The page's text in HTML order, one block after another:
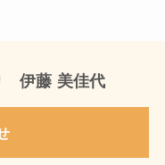
伊藤 美佳代